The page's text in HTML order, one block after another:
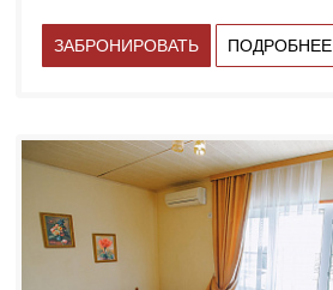
ЗАБРОНИРОВАТЬ ПОДРОБНЕЕ